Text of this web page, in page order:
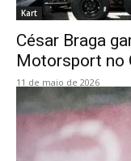
Kart
César Braga
Motorsport no
11 de maio de 2026